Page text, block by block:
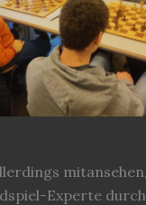
Experte